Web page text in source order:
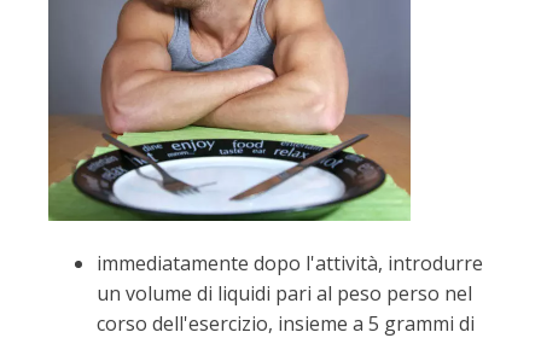
immediatamente dopo l'attività, introdurre
un volume di liquidi pari al peso perso nel
corso dell'esercizio, insieme a 5 grammi di